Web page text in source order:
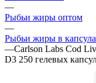
—
Рыбьи жиры оптом
—
Рыбьи жиры в
—Carlson Labs Cod
D3 250 гелевых